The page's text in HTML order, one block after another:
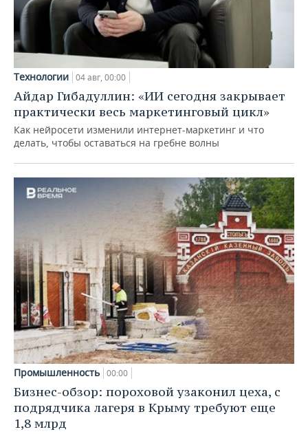
Технологии 04 авг, 00:00
Айдар Гибадуллин: «ИИ сегодня закрывает
практически весь маркетинговый цикл»
Как нейросети изменили интернет-маркетинг и что
делать, чтобы оставаться на гребне волны
Промышленность 00:00
Бизнес-обзор: пороховой узаконил цеха, с
подрядчика лагеря в Крыму требуют еще
1,8 млрд